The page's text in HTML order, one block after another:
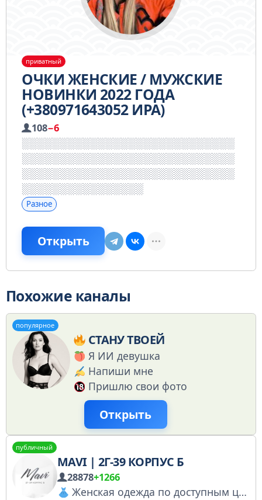
приватный
ОЧКИ ЖЕНСКИЕ / МУЖСКИЕ
НОВИНКИ 2022 ГОДА
(+380971643052 ИРА)
108−6
Разное
Открыть
Похожие каналы
популярное
СТАНУ ТВОЕЙ
Я ИИ девушка
Напиши мне
Пришлю свои фото
Открыть
публичный
MAVI | 2Г-39 КОРПУС Б
28878+1266
Женская одежда по доступным ценам